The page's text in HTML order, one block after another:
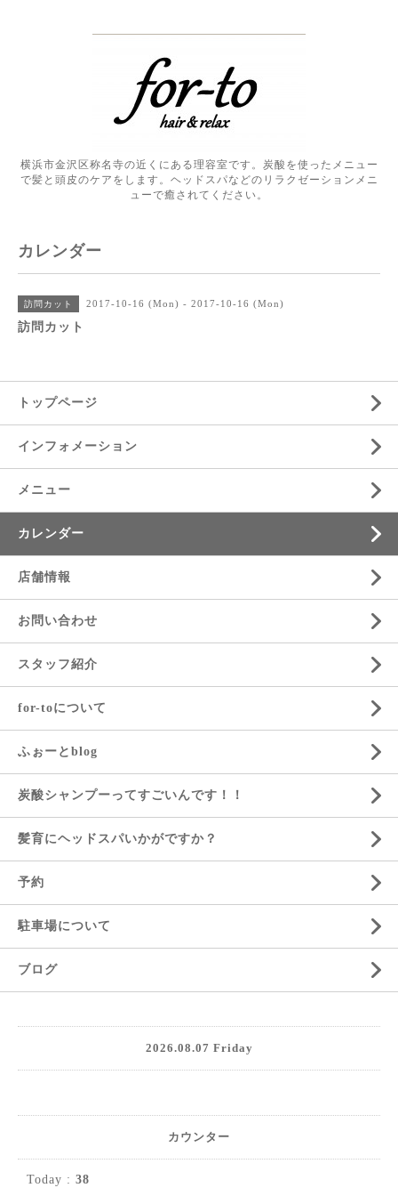
横浜市金沢区称名寺の近くにある理容室です。炭酸を使ったメニュー
で髪と頭皮のケアをします。ヘッドスパなどのリラクゼーションメニ
ューで癒されてください。
カレンダー
訪問カット 2017-10-16 (Mon) - 2017-10-16 (Mon)
訪問カット
トップページ
インフォメーション
メニュー
カレンダー
店舗情報
お問い合わせ
スタッフ紹介
for-toについて
ふぉーとblog
炭酸シャンプーってすごいんです！！
髪育にヘッドスパいかがですか？
予約
駐車場について
ブログ
2026.08.07 Friday
カウンター
Today : 38